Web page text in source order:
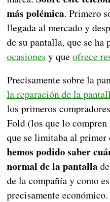
más polémica. Primero
llegada al mercado y
de su pantalla, que se ha
ocasiones y que ofrece
Precisamente sobre la
la reparación de la
los primeros
Fold (los que lo compren
que se limitaba al
hemos podido saber
normal de la pantalla
de la compañía y como
precisamente económico.